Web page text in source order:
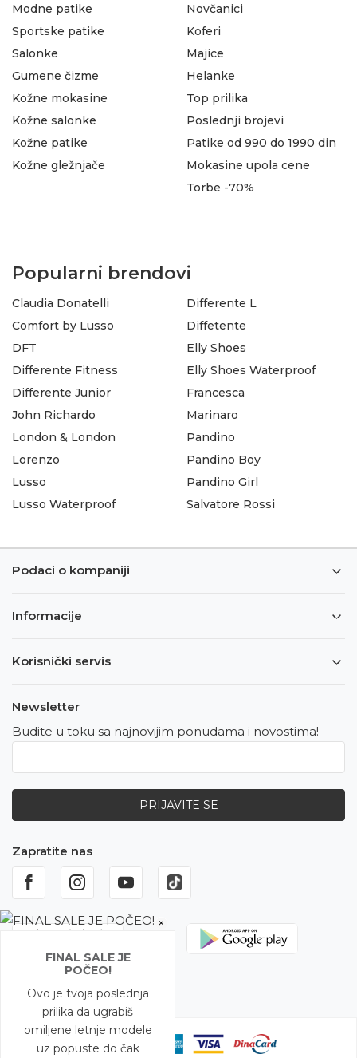
×
FINAL SALE JE
POČEO!
Ovo je tvoja poslednja
prilika da ugrabiš
omiljene letnje modele
uz popuste do čak
Modne patike
Sportske patike
Salonke
Gumene čizme
Novčanici
Koferi
Majice
Helanke
Kožne mokasine
Kožne salonke
Kožne patike
Kožne gležnjače
Top prilika
Poslednji brojevi
Patike od 990 do 1990 din
Mokasine upola cene
Torbe -70%
Popularni brendovi
Claudia Donatelli
Comfort by Lusso
DFT
Differente Fitness
Differente Junior
Differente L
Diffetente
Elly Shoes
Elly Shoes Waterproof
Francesca
John Richardo
London & London
Lorenzo
Lusso
Lusso Waterproof
Marinaro
Pandino
Pandino Boy
Pandino Girl
Salvatore Rossi
Podaci o kompaniji
Informacije
Korisnički servis
Newsletter
Budite u toku sa najnovijim ponudama i novostima!
PRIJAVITE SE
Zapratite nas